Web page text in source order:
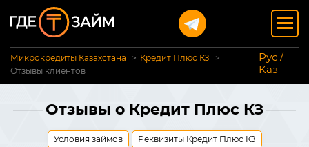
Микрокредиты Казахстана
Кредит Плюс КЗ
Отзывы клиентов
Рус /
Қаз
Отзывы о Кредит Плюс КЗ
Условия займов
Реквизиты Кредит Плюс КЗ